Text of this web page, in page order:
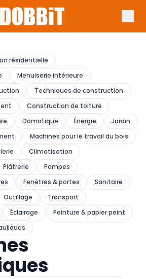
résidentielle
Menuiserie intérieure
Techniques de construction
Construction de toiture
Domotique Énergie
Jardin
Machines pour le travail du bois
Climatisation
Plâtrerie
Pompes
Fenêtres & portes
Sanitaire
Outillage
Transport
Éclairage
Peinture & papier peint